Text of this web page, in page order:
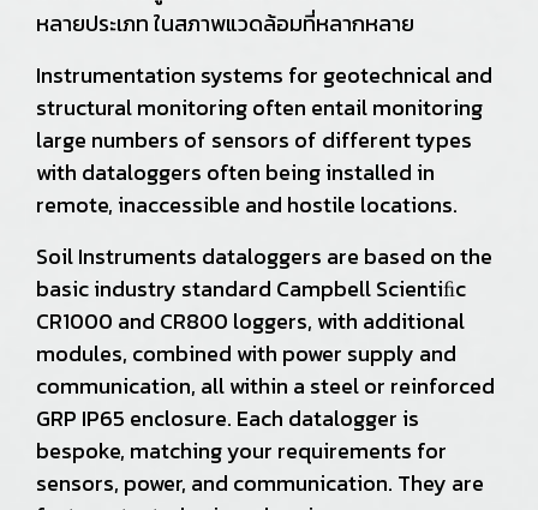
หลายประเภท ในสภาพแวดล้อมที่หลากหลาย
Instrumentation systems for geotechnical and
structural monitoring often entail monitoring
large numbers of sensors of different types
with dataloggers often being installed in
remote, inaccessible and hostile locations.
Soil Instruments dataloggers are based on the
basic industry standard Campbell Scientiﬁc
CR1000 and CR800 loggers, with additional
modules, combined with power supply and
communication, all within a steel or reinforced
GRP IP65 enclosure. Each datalogger is
bespoke, matching your requirements for
sensors, power, and communication. They are